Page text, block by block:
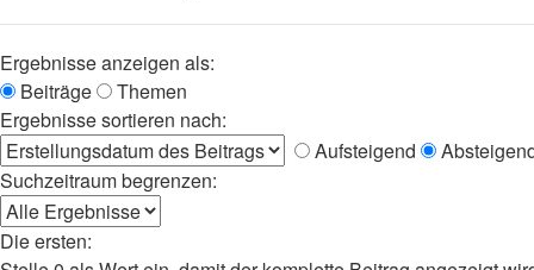
Ergebnisse anzeigen als:
Beiträge
Themen
Ergebnisse sortieren nach:
Aufsteigend
Suchzeitraum begrenzen:
Die ersten: